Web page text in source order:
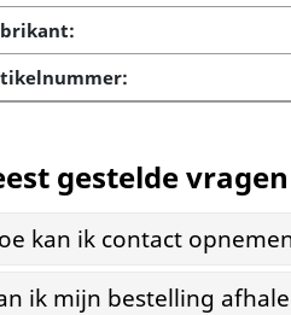
gestelde vragen
kan ik contact
ik mijn bestelling